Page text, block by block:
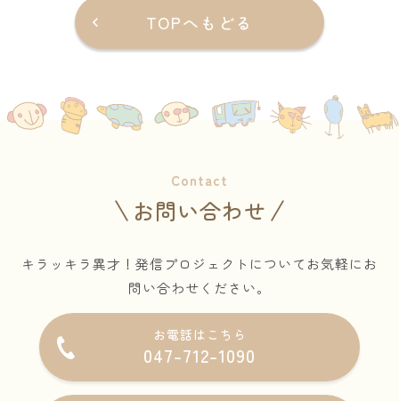
TOPへもどる
Contact
お問い合わせ
キラッキラ異才！発信プロジェクトについてお気軽にお
問い合わせください。
お電話はこちら
047-712-1090